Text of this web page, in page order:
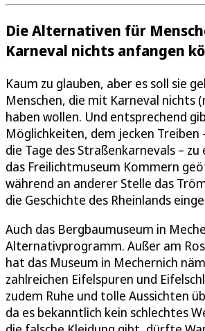
Die Alternativen für
Karneval nichts anfangen
Kaum zu glauben, aber es soll sie
Menschen, die mit Karneval nichts
haben wollen. Und entsprechend
Möglichkeiten, dem jecken Treiben
die Tage des Straßenkarnevals –
das Freilichtmuseum Kommern
während an anderer Stelle das
die Geschichte des Rheinlands
Auch das Bergbaumuseum in
Alternativprogramm. Außer am
hat das Museum in Mechernich
zahlreichen Eifelspuren und
zudem Ruhe und tolle Aussichten
da es bekanntlich kein schlechtes